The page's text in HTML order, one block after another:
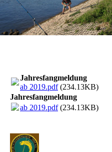
Jahresfangmeldung
ab 2019.pdf(234.13KB)
Jahresfangmeldung
ab 2019.pdf(234.13KB)